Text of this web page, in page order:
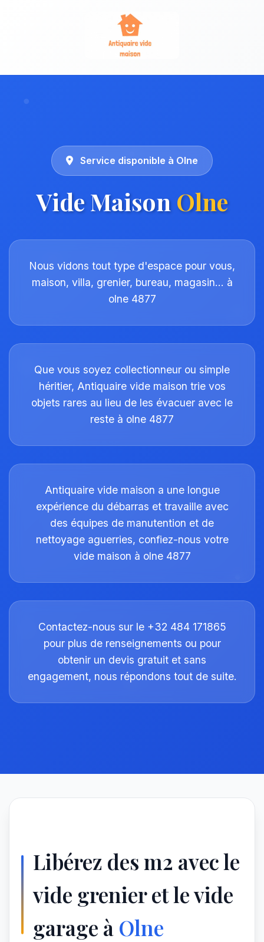
Service disponible à Olne
Vide Maison Olne
Nous vidons tout type d'espace pour vous,
maison, villa, grenier, bureau, magasin… à
olne 4877
Que vous soyez collectionneur ou simple
héritier, Antiquaire vide maison trie vos
objets rares au lieu de les évacuer avec le
reste à olne 4877
Antiquaire vide maison a une longue
expérience du débarras et travaille avec
des équipes de manutention et de
nettoyage aguerries, confiez-nous votre
vide maison à olne 4877
Contactez-nous sur le +32 484 171865
pour plus de renseignements ou pour
obtenir un devis gratuit et sans
engagement, nous répondons tout de suite.
Libérez des m2 avec le
vide grenier et le vide
garage à Olne